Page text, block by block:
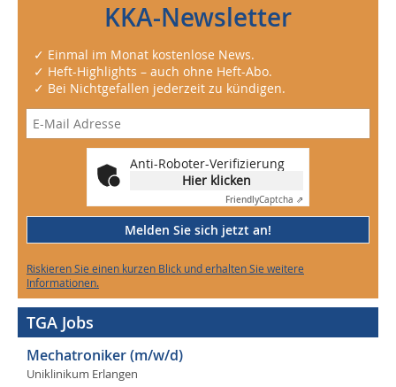
KKA-Newsletter
✓ Einmal im Monat kostenlose News.
✓ Heft-Highlights – auch ohne Heft-Abo.
✓ Bei Nichtgefallen jederzeit zu kündigen.
Anti-Roboter-Verifizierung
Hier klicken
FriendlyCaptcha ⇗
Melden Sie sich jetzt an!
Riskieren Sie einen kurzen Blick und erhalten Sie weitere
Informationen.
TGA Jobs
Mechatroniker (m/w/d)
Uniklinikum Erlangen